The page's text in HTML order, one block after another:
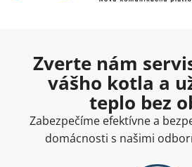
Zverte nám
vášho kotla a
teplo bez
Zabezpečíme efektívne a
domácnosti s našimi